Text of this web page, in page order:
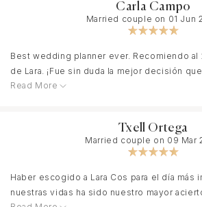
Carla Campo
Married couple on 01 Jun
Best wedding planner ever. Recomiendo
de Lara. ¡Fue sin duda la mejor decisión
nuestra boda! Desde el primer momento,
profesionalismo y capacidad para adaptarse
necesidades hicieron que todo fuera
hacer que todo fuera perfecto!
Read More
Txell Ortega
Married couple on 09 Mar
Haber escogido a Lara Cos para el día más
nuestras vidas ha sido nuestro mayor